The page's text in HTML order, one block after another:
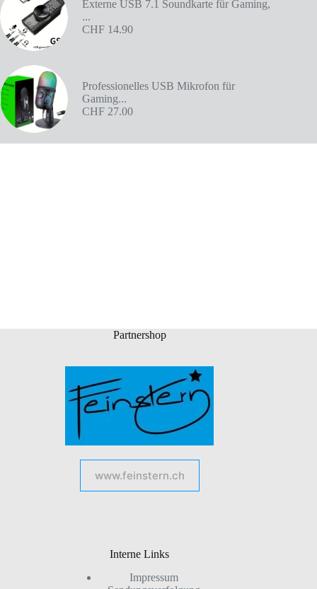
Externe USB 7.1 Soundkarte für Gaming,
...
CHF 14.90
Professionelles USB Mikrofon für
Gaming...
CHF 27.00
Partnershop
www.feinstern.ch
Interne Links
Impressum